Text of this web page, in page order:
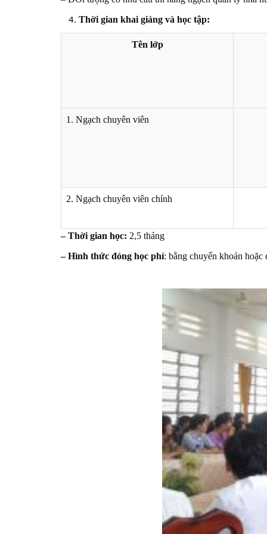
Thời gian khai giảng và học tập:
Tên lớp
1. Ngạch chuyên viên
2. Ngạch chuyên viên chính
– Thời gian học: 2,5 tháng
– Hình thức đóng học phí: bằng chuyển khoản